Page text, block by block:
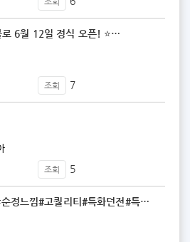
로 6월 12일 정식 오픈! ⭐…
조회 7
조회 5
느낌#고퀄리티#특화던전#특…